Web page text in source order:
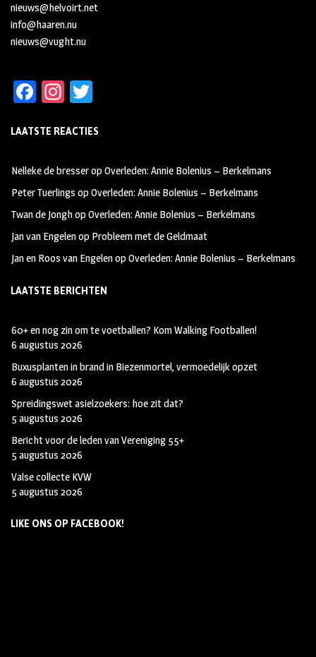
nieuws@helvoirt.net
info@haaren.nu
nieuws@vught.nu
Fa
b
oo
k
In
ag
m
tt
LAATSTE REACTIES
Nelleke de bresseropOverleden: Annie Bolenius – Berkelmans
Peter Tuerlings opOverleden: Annie Bolenius – Berkelmans
Twan de JonghopOverleden: Annie Bolenius – Berkelmans
Jan van Engelenop Probleem met de Geldmaat
Jan en Roos van EngelenopOverleden: Annie Bolenius – Berkelmans
LAATSTE BERICHTEN
60+ en nog zin om te voetballen? Kom Walking Footballen!
6 augustus 2026
Buxusplanten in brand in Biezenmortel, vermoedelijk opzet
6 augustus 2026
Spreidingswet asielzoekers: hoe zit dat?
5 augustus 2026
Bericht voor de leden van Vereniging 55+
5 augustus 2026
Valse collecte KVW
5 augustus 2026
LIKE ONS OP FACEBOOK!